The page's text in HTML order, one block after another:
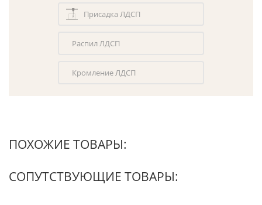
Присадка ЛДСП
Распил ЛДСП
Кромление ЛДСП
ПОХОЖИЕ ТОВАРЫ:
СОПУТСТВУЮЩИЕ ТОВАРЫ: